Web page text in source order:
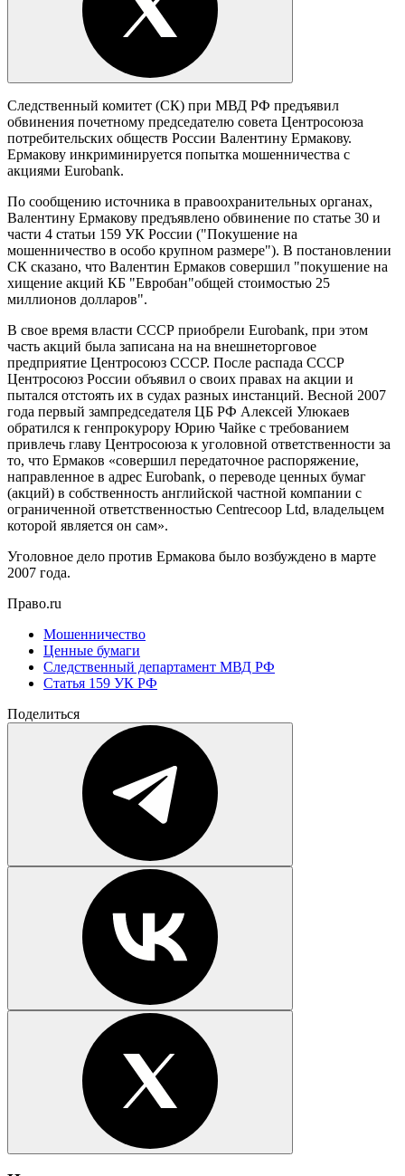
Следственный комитет (СК) при МВД РФ предъявил
обвинения почетному председателю совета Центросоюза
потребительских обществ России Валентину Ермакову.
Ермакову инкриминируется попытка мошенничества с
акциями Eurobank.
По сообщению источника в правоохранительных органах,
Валентину Ермакову предъявлено обвинение по статье 30 и
части 4 статьи 159 УК России ("Покушение на
мошенничество в особо крупном размере"). В постановлении
СК сказано, что Валентин Ермаков совершил "покушение на
хищение акций КБ "Евробан"общей стоимостью 25
миллионов долларов".
В свое время власти СССР приобрели Eurobank, при этом
часть акций была записана на на внешнеторговое
предприятие Центросоюз СССР. После распада СССР
Центросоюз России объявил о своих правах на акции и
пытался отстоять их в судах разных инстанций. Весной 2007
года первый зампредседателя ЦБ РФ Алексей Улюкаев
обратился к генпрокурору Юрию Чайке с требованием
привлечь главу Центросоюза к уголовной ответственности за
то, что Ермаков «совершил передаточное распоряжение,
направленное в адрес Eurobank, о переводе ценных бумаг
(акций) в собственность английской частной компании с
ограниченной ответственностью Centrecoop Ltd, владельцем
которой является он сам».
Уголовное дело против Ермакова было возбуждено в марте
2007 года.
Право.ru
Мошенничество
Ценные бумаги
Следственный департамент МВД РФ
Статья 159 УК РФ
Поделиться